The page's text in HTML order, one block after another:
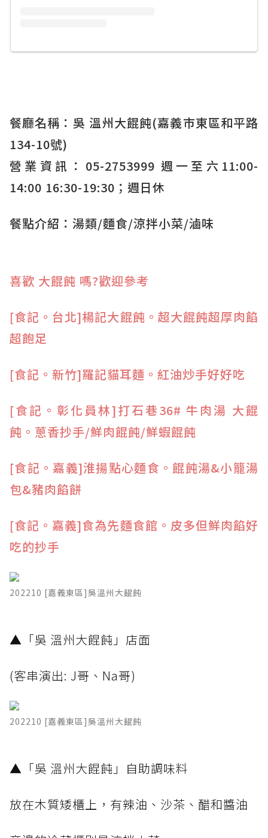
餐廳名稱：吳 溫州大餛飩(嘉義市東區和平路
134-10號)
營業資訊：05-2753999 週一至六11:00-
14:00 16:30-19:30；週日休
餐點介紹：湯類/麵食/涼拌小菜/滷味
喜歡 大餛飩 嗎?歡迎參考
[食記。台北]楊記大餛飩。超大餛飩超厚肉餡
超飽足
[食記。新竹]羅記貓耳麵。紅油炒手好好吃
[食記。彰化員林]打石巷36# 牛肉湯 大餛
飩。蔥香抄手/鮮肉餛飩/鮮蝦餛飩
[食記。 嘉義]淮揚點心麵食。餛飩湯&小籠湯
包&豬肉餡餅
[食記 。嘉義]食為先麵食館。皮多但鮮肉餡好
吃的抄手
202210 [嘉義東區]吳溫州大餛飩
​▲「吳 溫州大餛飩」店面
(客串演出: J哥、Na哥)
202210 [嘉義東區]吳溫州大餛飩
​▲「吳 溫州大餛飩」自助調味料
放在木質矮櫃上，有辣油、沙茶、醋和醬油